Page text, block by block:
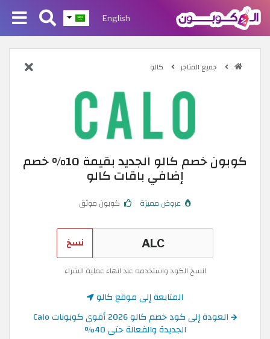
English
جميع المتاجر كالو
كوبون خصم كالو الجديد بقيمة 10% خصم
إضافي باقات كالو
عروض مميزة كوبون موثق
نسخ
انسخ الكود واستخدمه عند انهاء عملية الشراء
المتابعة إلى موقع كالو
العودة إلى كود خصم كالو 2026 أقوى كوبونات Calo
الجديدة والفعالة حتى 40%